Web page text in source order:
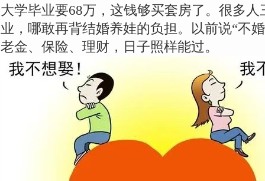
大学毕业要68万，这钱够买套房了。很多
业，哪敢再背结婚养娃的负担。以前说“不
老金、保险、理财，日子照样能过。